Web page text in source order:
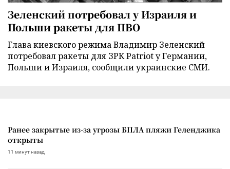
Зеленский потребовал у Израиля и
Польши ракеты для ПВО
Глава киевского режима Владимир Зеленский
потребовал ракеты для ЗРК Patriot у Германии,
Польши и Израиля, сообщили украинские СМИ.
Ранее закрытые из-за угрозы БПЛА пляжи Геленджика
открыты
11 минут назад